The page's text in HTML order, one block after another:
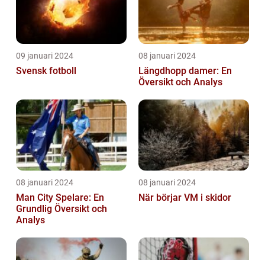
09 januari 2024
Svensk fotboll
08 januari 2024
Längdhopp damer: En
Översikt och Analys
08 januari 2024
Man City Spelare: En
Grundlig Översikt och
Analys
08 januari 2024
När börjar VM i skidor